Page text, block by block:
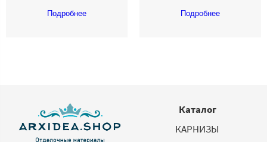
Подробнее Подробнее
Каталог
КАРНИЗЫ